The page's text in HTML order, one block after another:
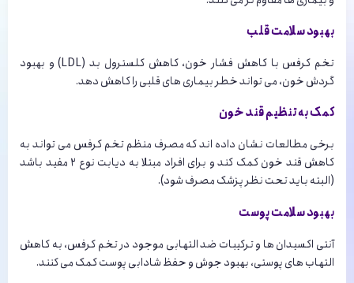
بهبود سلامت قلب
تخم کرفس با کاهش فشار خون، کاهش کلسترول بد (LDL) و بهبود
گردش خون، می تواند خطر بیماری های قلبی را کاهش دهد.
کمک به تنظیم قند خون
برخی مطالعات نشان داده اند که مصرف منظم تخم کرفس می تواند به
کاهش قند خون کمک کند و برای افراد مبتلا به دیابت نوع ۲ مفید باشد
(البته باید تحت نظر پزشک مصرف شود).
بهبود سلامت پوست
آنتی اکسیدان ها و ترکیبات ضد التهابی موجود در تخم کرفس، به کاهش
التهاب های پوستی، بهبود جوش و حفظ شادابی پوست کمک می کنند.